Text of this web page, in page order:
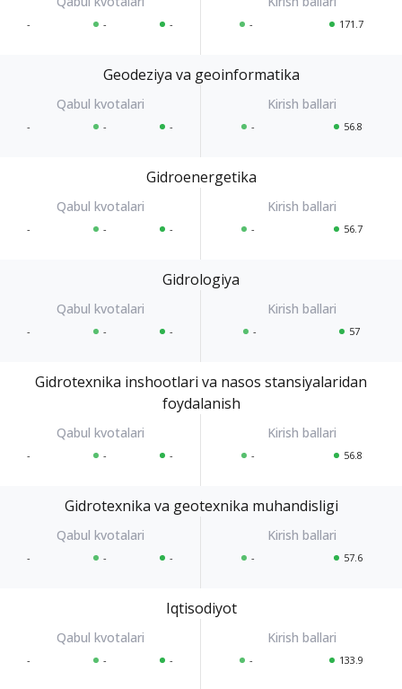
- - - - 171.7
Geodeziya va geoinformatika
- - - - 56.8
Gidroenergetika
- - - - 56.7
Gidrologiya
- - - - 57
Gidrotexnika inshootlari va nasos stansiyalaridan
foydalanish
- - - - 56.8
Gidrotexnika va geotexnika muhandisligi
- - - - 57.6
Iqtisodiyot
- - - - 133.9